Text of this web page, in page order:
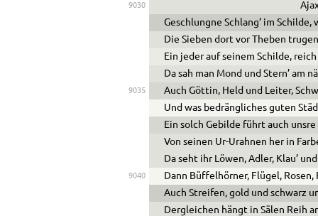
9030
Geschlungne Schlang’ im
Die Sieben dort vor Theben
Ein jeder auf seinem Schilde,
Da sah man Mond und Stern’ am
9035
Auch Göttin, Held und Leiter,
Und was bedrängliches guten
Ein solch Gebilde führt auch
Von seinen Ur-Urahnen her in
Da seht ihr Löwen, Adler, Klau’
9040
Dann Büffelhörner, Flügel, Rosen,
Auch Streifen, gold und schwarz
Dergleichen hängt in Sälen Reih